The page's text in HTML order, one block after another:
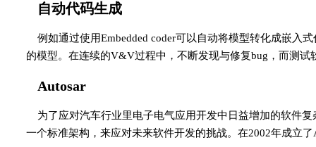
自动代码生成
例如通过使用Embedded coder可以自动将模型转化成嵌入
的模型。在连续的V&V过程中，不断发现与修复bug，而测试
Autosar
为了应对汽车行业里电子电气应用开发中日益增加的软件
一个标准架构，来应对未来软件开发的挑战。在2002年成立